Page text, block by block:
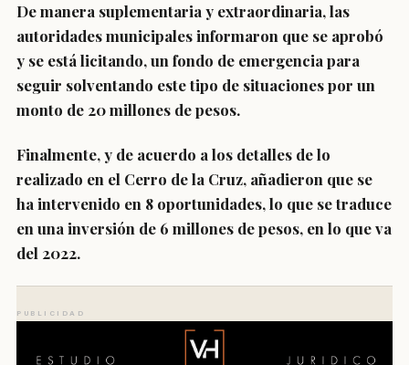
De manera suplementaria y extraordinaria, las
autoridades municipales informaron que se aprobó
y se está licitando, un fondo de emergencia para
seguir solventando este tipo de situaciones por un
monto de 20 millones de pesos.
Finalmente, y de acuerdo a los detalles de lo
realizado en el Cerro de la Cruz, añadieron que se
ha intervenido en 8 oportunidades, lo que se traduce
en una inversión de 6 millones de pesos, en lo que va
del 2022.
PUBLICIDAD